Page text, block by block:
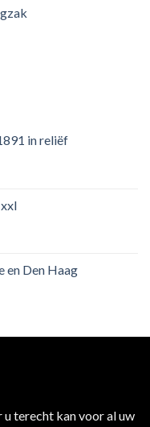
in reliëf
en Den Haag
u terecht kan voor al uw